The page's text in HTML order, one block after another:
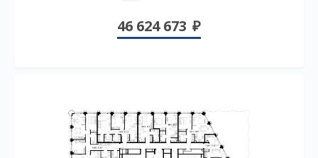
46 624 673